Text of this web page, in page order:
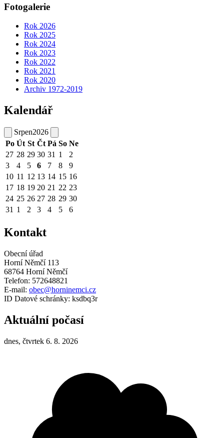
Fotogalerie
Rok 2026
Rok 2025
Rok 2024
Rok 2023
Rok 2022
Rok 2021
Rok 2020
Archiv 1972-2019
Kalendář
Srpen2026
Po Út St Čt Pá So Ne
27 28 29 30 31 1
2
3
4 5 6 7 8
9
10 11 12 13 14 15 16
17 18 19 20 21 22 23
24 25 26 27 28 29 30
31 1 2 3 4 5 6
Kontakt
Obecní úřad
Horní Němčí 113
68764 Horní Němčí
Telefon: 572648821
E-mail: obec@horninemci.cz
ID Datové schránky: ksdbq3r
Aktuální počasí
dnes, čtvrtek 6. 8. 2026